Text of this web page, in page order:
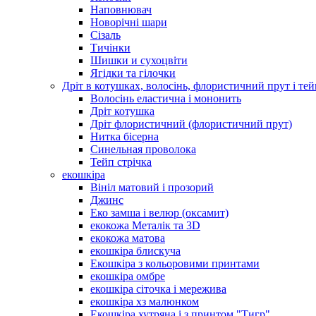
Наповнювач
Новорічні шари
Сізаль
Тичінки
Шишки и сухоцвіти
Ягідки та гілочки
Дріт в котушках, волосінь, флористичний прут і
Волосінь еластична і мононить
Дріт котушка
Дріт флористичний (флористичний прут)
Нитка бісерна
Синельная проволока
Тейп стрічка
екошкіра
Вініл матовий і прозорий
Джинс
Еко замша і велюр (оксамит)
екокожа Металік та 3D
екокожа матова
екошкіра блискуча
Екошкіра з кольоровими принтами
екошкіра омбре
екошкіра сіточка і мережива
екошкіра хз малюнком